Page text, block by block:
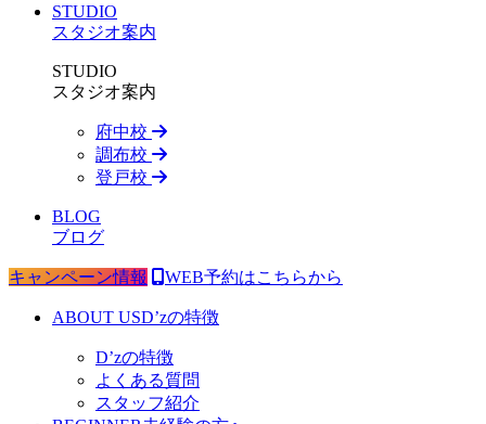
STUDIO
スタジオ案内
STUDIO
スタジオ案内
府中校
調布校
登戸校
BLOG
ブログ
キャンペーン情報 WEB予約はこちらから
ABOUT USD’zの特徴
D’zの特徴
よくある質問
スタッフ紹介